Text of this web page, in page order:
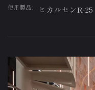
使用製品: ヒカルセンR-25